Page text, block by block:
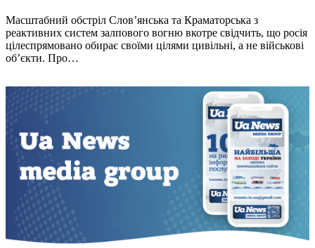
Масштабний обстріл Слов’янська та Краматорська з
реактивних систем залпового вогню вкотре свідчить, що росія
цілеспрямовано обирає своїми цілями цивільні, а не військові
об’єкти. Про…